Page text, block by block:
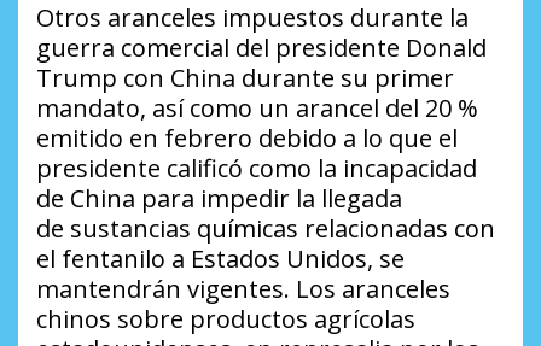
Otros aranceles impuestos durante la
guerra comercial del presidente Donald
Trump con China durante su primer
mandato, así como un arancel del 20 %
emitido en febrero debido a lo que el
presidente calificó como la incapacidad
de China para impedir la llegada
de sustancias químicas relacionadas con
el fentanilo a Estados Unidos, se
mantendrán vigentes. Los aranceles
chinos sobre productos agrícolas